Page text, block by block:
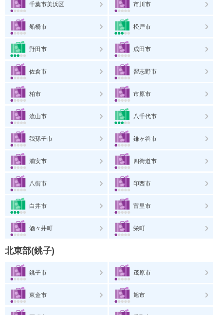
千葉市美浜区 市川市
船橋市 松戸市
野田市 成田市
佐倉市 習志野市
柏市 市原市
流山市 八千代市
我孫子市 鎌ヶ谷市
浦安市 四街道市
八街市 印西市
白井市 富里市
酒々井町 栄町
北東部(銚子)
銚子市 茂原市
東金市 旭市